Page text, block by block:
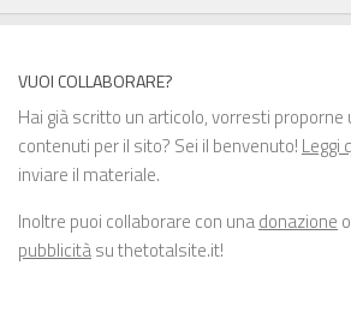
VUOI COLLABORARE?
Hai già scritto un articolo, vorresti proporne
contenuti per il sito? Sei il benvenuto! Leggi
inviare il materiale.
Inoltre puoi collaborare con unadonazione o
pubblicitàsu thetotalsite.it!